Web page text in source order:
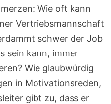
Wie oft kann
Vertriebsmannschaft
schwer der Job
sein kann, immer
Wie glaubwürdig
in Motivationsreden,
gibt zu, dass er